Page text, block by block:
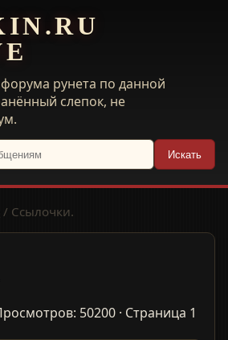
рунета по данной
слепок, не
Искать
/ Ссылочки.
50200 · Страница 1